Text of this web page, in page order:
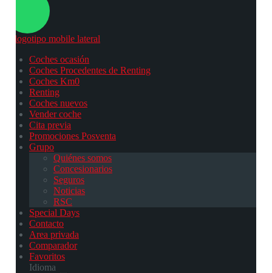
Coches ocasión
Coches Procedentes de Renting
Coches Km0
Renting
Coches nuevos
Vender coche
Cita previa
Promociones Posventa
Grupo
Quiénes somos
Concesionarios
Seguros
Noticias
RSC
Special Days
Contacto
Area privada
Comparador
Favoritos
Idioma